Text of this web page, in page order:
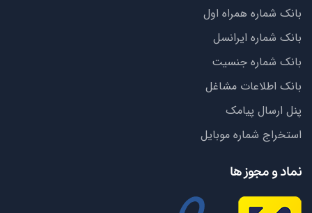
بانک شماره همراه اول
بانک شماره ایرانسل
بانک شماره جنسیت
بانک اطلاعات مشاغل
پنل ارسال پیامک
استخراج شماره موبایل
نماد و مجوز ها